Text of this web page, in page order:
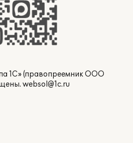
1С» (правопреемник ООО
websol@1c.ru